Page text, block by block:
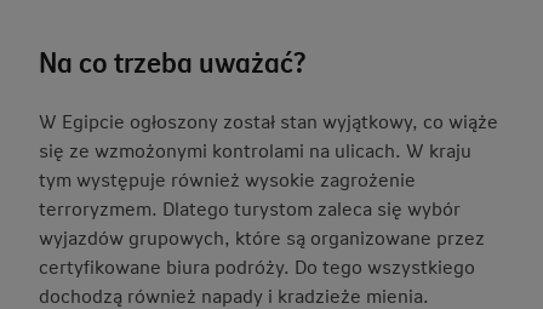
Na co trzeba uważać?
W Egipcie ogłoszony został stan wyjątkowy, co wiąże
się ze wzmożonymi kontrolami na ulicach. W kraju
tym występuje również wysokie zagrożenie
terroryzmem. Dlatego turystom zaleca się wybór
wyjazdów grupowych, które są organizowane przez
certyfikowane biura podróży. Do tego wszystkiego
dochodzą również napady i kradzieże mienia.